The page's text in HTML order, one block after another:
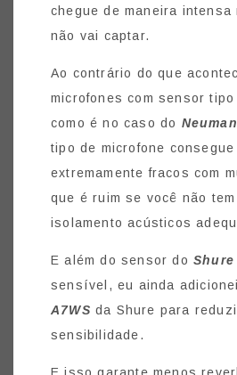
chegue de maneira intensa
não vai captar.
Ao contrário do que
microfones com sensor
como é no caso do
tipo de microfone
extremamente fracos com
que é ruim se você não
isolamento acústicos
E além do sensor do Shure
sensível, eu ainda
A7WS da Shure para
sensibilidade.